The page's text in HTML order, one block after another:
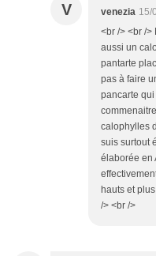
V venezia 15/
<br /> <br /
aussi un
pantarte
pas à faire
pancarte
calophylles
suis surtout
élaborée en
hauts et
/> <br />